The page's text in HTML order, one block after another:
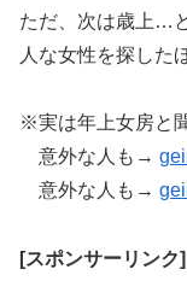
ただ、次は歳上…
人な女性を探した
※実は年上女房と
意外な人も→
意外な人も→
[スポンサーリンク]